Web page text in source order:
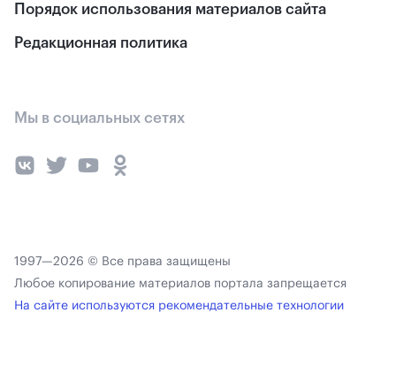
Порядок использования материалов сайта
Редакционная политика
Мы в социальных сетях
1997—2026 © Все права защищены
Любое копирование материалов портала запрещается
На сайте используются рекомендательные технологии